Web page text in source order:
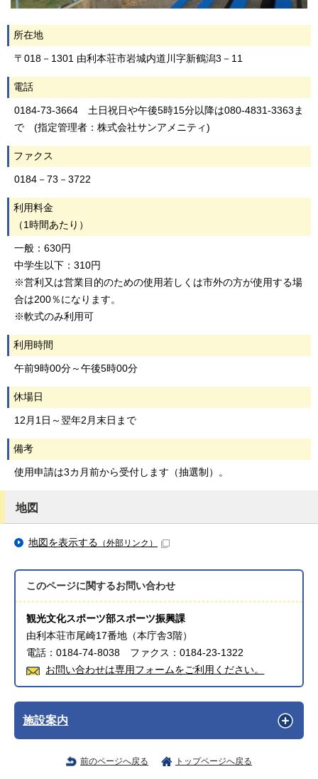
所在地
〒018－1301 由利本荘市岩城内道川字新鶴潟3－11
電話
0184-73-3664 土日祝日や午後5時15分以降は080-4831-3363ま
で (指定管理者：株式会社サンアメニティ)
ファクス
0184－73－3722
利用料金
（1時間あたり）
一般：630円
中学生以下：310円
※営利又は営業目的のための使用若しくは市外の方が使用する場
合は200％になります。
※軟式のみ利用可
利用時間
午前9時00分～午後5時00分
休場日
12月1日～翌年2月末日まで
備考
使用申請は3カ月前から受付します（抽選制）。
地図
地図を表示する （外部リンク）
このページに関するお問い合わせ
観光文化スポーツ部スポーツ振興課
由利本荘市尾崎17番地（本庁舎3階）
電話：0184-74-8038 ファクス：0184-23-1322
お問い合わせは専用フォームをご利用ください。
施設案内
前のページへ戻る トップページへ戻る